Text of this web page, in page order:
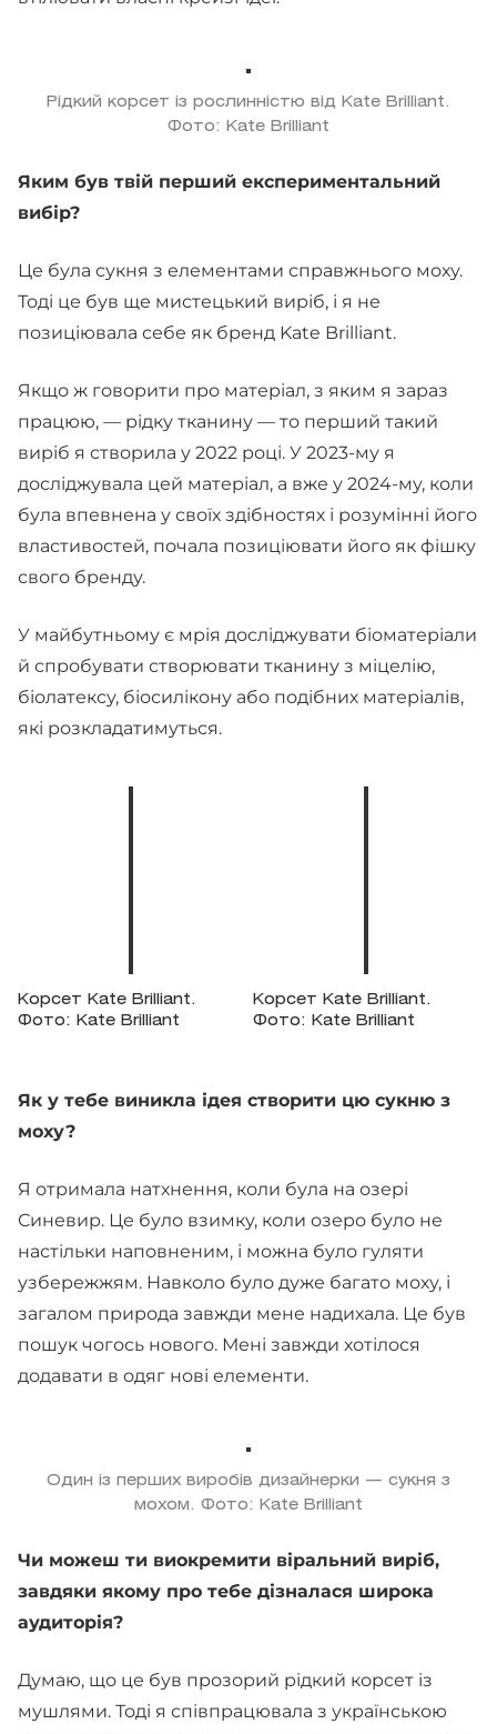
Рідкий корсет із рослинністю від Kate Brilliant.
Фото: Kate Brilliant
Яким був твій перший експериментальний
вибір?
Це була сукня з елементами справжнього моху.
Тоді це був ще мистецький виріб, і я не
позиціювала себе як бренд Kate Brilliant.
Якщо ж говорити про матеріал, з яким я зараз
працюю, — рідку тканину — то перший такий
виріб я створила у 2022 році. У 2023-му я
досліджувала цей матеріал, а вже у 2024-му, коли
була впевнена у своїх здібностях і розумінні його
властивостей, почала позиціювати його як фішку
свого бренду.
У майбутньому є мрія досліджувати біоматеріали
й спробувати створювати тканину з міцелію,
біолатексу, біосилікону або подібних матеріалів,
які розкладатимуться.
Корсет Kate Brilliant.
Фото: Kate Brilliant
Корсет Kate Brilliant.
Фото: Kate Brilliant
Як у тебе виникла ідея створити цю сукню з
моху?
Я отримала натхнення, коли була на озері
Синевир. Це було взимку, коли озеро було не
настільки наповненим, і можна було гуляти
узбережжям. Навколо було дуже багато моху, і
загалом природа завжди мене надихала. Це був
пошук чогось нового. Мені завжди хотілося
додавати в одяг нові елементи.
Один із перших виробів дизайнерки — сукня з
мохом. Фото: Kate Brilliant
Чи можеш ти виокремити віральний виріб,
завдяки якому про тебе дізналася широка
аудиторія?
Думаю, що це був прозорий рідкий корсет із
мушлями. Тоді я співпрацювала з українською